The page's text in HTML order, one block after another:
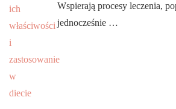
Wspierają procesy leczenia,
jednocześnie …